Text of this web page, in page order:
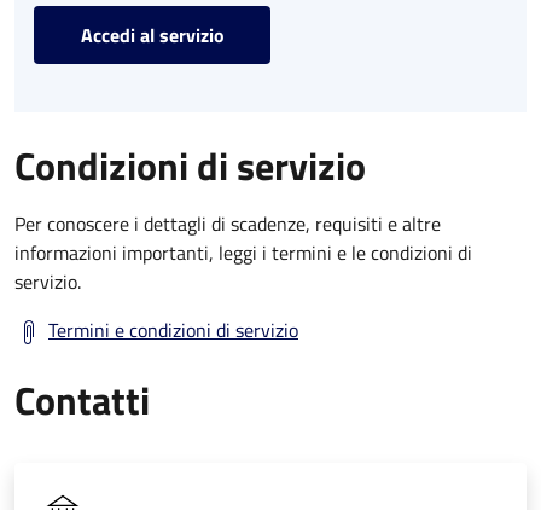
Accedi al servizio
Condizioni di servizio
Per conoscere i dettagli di scadenze, requisiti e altre
informazioni importanti, leggi i termini e le condizioni di
servizio.
Termini e condizioni di servizio
Contatti